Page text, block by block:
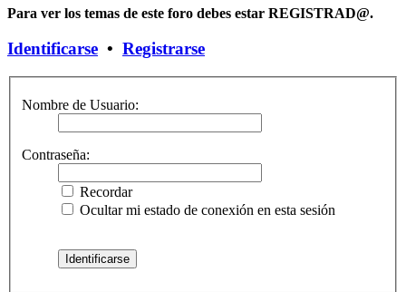
Para ver los temas de este foro debes estar REGISTRAD@.
Identificarse • Registrarse
Nombre de Usuario:
Contraseña:
Recordar
Ocultar mi estado de conexión en esta sesión